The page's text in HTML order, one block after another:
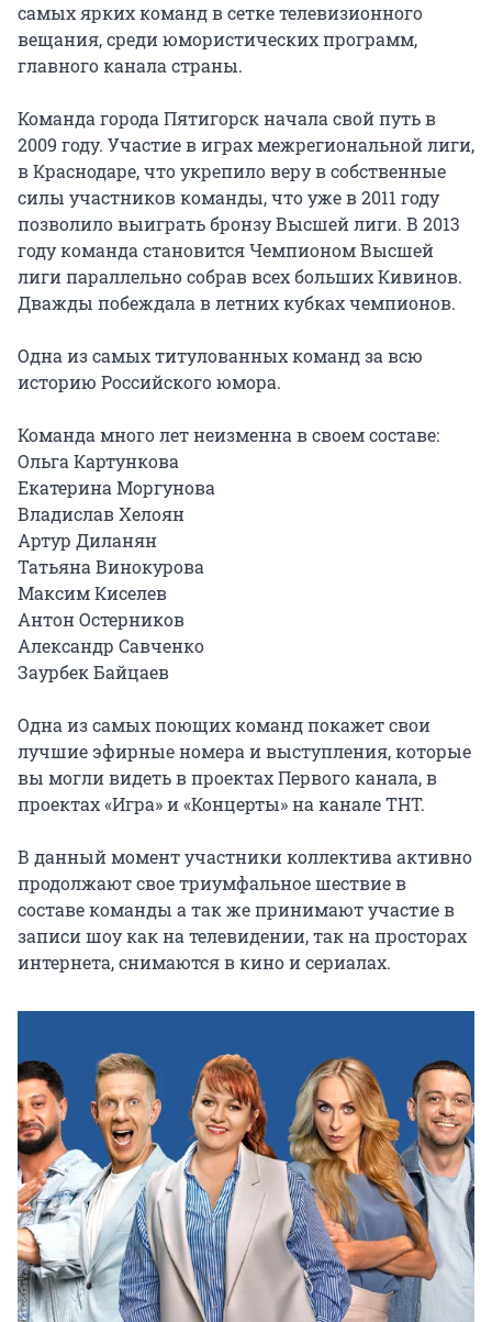
самых ярких команд в сетке телевизионного
вещания, среди юмористических программ,
главного канала страны.
Команда города Пятигорск начала свой путь в
2009 году. Участие в играх межрегиональной лиги,
в Краснодаре, что укрепило веру в собственные
силы участников команды, что уже в 2011 году
позволило выиграть бронзу Высшей лиги. В 2013
году команда становится Чемпионом Высшей
лиги параллельно собрав всех больших Кивинов.
Дважды побеждала в летних кубках чемпионов.
Одна из самых титулованных команд за всю
историю Российского юмора.
Команда много лет неизменна в своем составе:
Ольга Картункова
Екатерина Моргунова
Владислав Хелоян
Артур Диланян
Татьяна Винокурова
Максим Киселев
Антон Остерников
Александр Савченко
Заурбек Байцаев
Одна из самых поющих команд покажет свои
лучшие эфирные номера и выступления, которые
вы могли видеть в проектах Первого канала, в
проектах «Игра» и «Концерты» на канале ТНТ.
В данный момент участники коллектива активно
продолжают свое триумфальное шествие в
составе команды а так же принимают участие в
записи шоу как на телевидении, так на просторах
интернета, снимаются в кино и сериалах.